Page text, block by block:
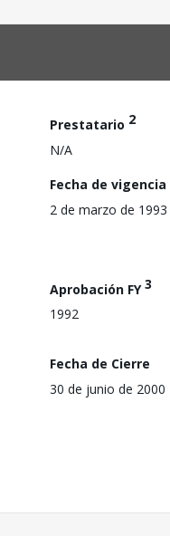
Prestatario 2
N/A
Fecha de vigencia
2 de marzo de 1993
Aprobación FY3
1992
Fecha de Cierre
30 de junio de 2000